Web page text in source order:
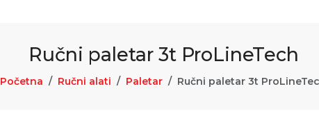
Ručni paletar 3t ProLineTech
Početna Ručni alati Paletar Ručni paletar 3t